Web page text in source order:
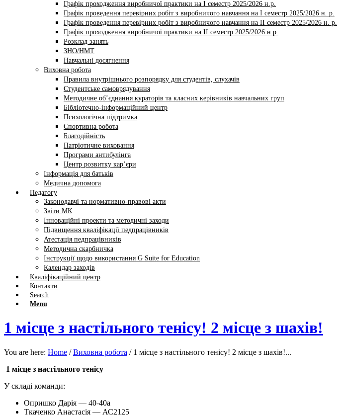
Графік проходження виробничої практики на І семестр 2025/2026 н.р.
Графік проведення перевірних робіт з виробничого навчання на І семестр 2025/2026 н. р.
Графік проведення перевірних робіт з виробничого навчання на ІI семестр 2025/2026 н. р.
Графік проходження виробничої практики на II семестр 2025/2026 н.р.
Розклад занять
ЗНО/НМТ
Навчальні досягнення
Виховна робота
Правила внутрішнього розпорядку для студентів, слухачів
Студентське самоврядування
Методичне об’єднання кураторів та класних керівників навчальних груп
Бібліотечно-інформаційний центр
Психологічна підтримка
Спортивна робота
Благодійність
Патріотичне виховання
Програми антибулінга
Центр розвитку кар’єри
Інформація для батьків
Медична допомога
Педагогу
Законодавчі та нормативно-правові акти
Звіти МК
Інноваційні проекти та методичні заходи
Підвищення кваліфікації педпрацівників
Атестація педпрацівників
Методична скарбничка
Інструкції щодо використання G Suite for Education
Календар заходів
Кваліфікаційний центр
Контакти
Search
Menu
1 місце з настільного тенісу! 2 місце з шахів!
You are here: Home / Виховна робота / 1 місце з настільного тенісу! 2 місце з шахів!...
1 місце з настільного тенісу
У складі команди:
Опришко Дарія — 40-40а
Ткаченко Анастасія — АС2125